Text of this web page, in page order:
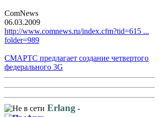
ComNews
06.03.2009
http://www.comnews.ru/index.cfm?tid=615 ...
folder=989
СМАРТС предлагает создание четвертого
федерального 3G
Erlang -